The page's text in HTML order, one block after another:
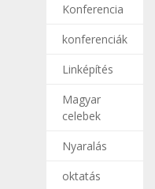
Konferencia
konferenciák
Linképítés
Magyar
celebek
Nyaralás
oktatás